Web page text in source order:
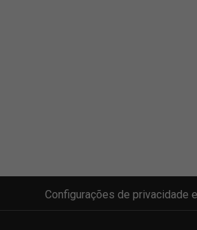
Configurações de privacidade